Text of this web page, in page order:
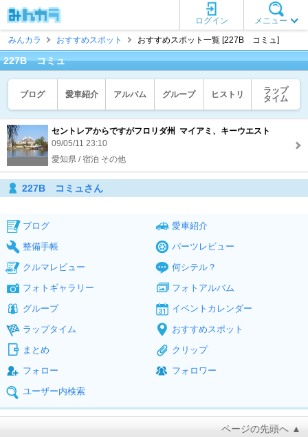
メニュー
ログイン
みんカラ
おすすめスポット おすすめスポット一覧 [227B コミュ]
227B コミュ
ブログ 愛車紹介 アルバム グループ ヒストリ
ラップ
タイム
セントレアからですがフロリダ州 マイアミ、キーウエスト
09/05/11 23:10
愛知県 / 宿泊 その他
227B コミュさん
ブログ
愛車紹介
整備手帳
パーツレビュー
クルマレビュー
何シテル？
フォトギャラリー
フォトアルバム
グループ
イベントカレンダー
ラップタイム
おすすめスポット
まとめ
クリップ
フォロー
フォロワー
ユーザー内検索
ページの先頭へ ▲